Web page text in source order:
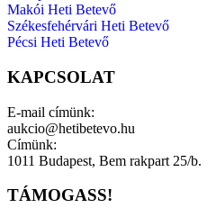
Makói Heti Betevő
Székesfehérvári Heti Betevő
Pécsi Heti Betevő
KAPCSOLAT
E-mail címünk:
aukcio@hetibetevo.hu
Címünk:
1011 Budapest, Bem rakpart 25/b.
TÁMOGASS!